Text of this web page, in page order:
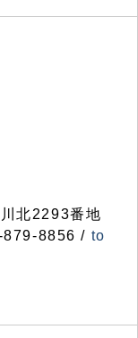
北2293番地
879-8856 / to